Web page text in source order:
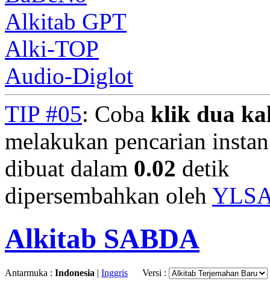
Alkitab GPT
Alki-TOP
Audio-Diglot
TIP #05: Coba klik dua
melakukan pencarian
dibuat dalam 0.02 detik
dipersembahkan oleh
Alkitab SABDA
Antarmuka : Indonesia | Inggris Versi :